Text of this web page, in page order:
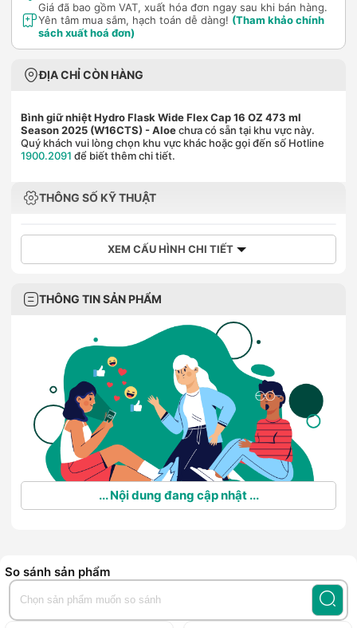
Giá đã bao gồm VAT, xuất hóa đơn ngay sau khi bán hàng.
Yên tâm mua sắm, hạch toán dễ dàng! (Tham khảo chính
sách xuất hoá đơn)
ĐỊA CHỈ CÒN HÀNG
Bình giữ nhiệt Hydro Flask Wide Flex Cap 16 OZ 473 ml
Season 2025 (W16CTS) - Aloechưa có sẵn tại khu vực này.
Quý khách vui lòng chọn khu vực khác hoặc gọi đến số Hotline
1900.2091 để biết thêm chi tiết.
THÔNG SỐ KỸ THUẬT
XEM CẤU HÌNH CHI TIẾT
THÔNG TIN SẢN PHẨM
... Nội dung đang cập nhật ...
So sánh sản phẩm